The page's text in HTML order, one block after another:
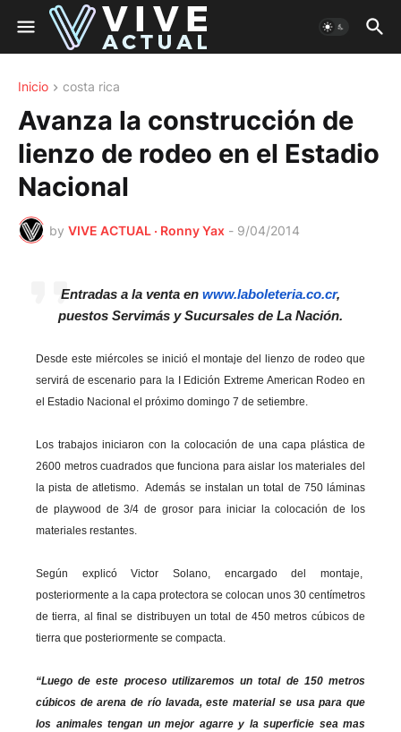
Inicio costa rica
Avanza la construcción de
lienzo de rodeo en el Estadio
Nacional
by VIVE ACTUAL · Ronny Yax - 9/04/2014
Entradas a la venta en www.laboleteria.co.cr,
puestos Servimás y Sucursales de La Nación.
Desde este miércoles se inició el montaje del lienzo de rodeo que
servirá de escenario para la I Edición Extreme American Rodeo en
el Estadio Nacional el próximo domingo 7 de setiembre.
Los trabajos iniciaron con la colocación de una capa plástica de
2600 metros cuadrados que funciona para aislar los materiales del
la pista de atletismo. Además se instalan un total de 750 láminas
de playwood de 3/4 de grosor para iniciar la colocación de los
materiales restantes.
Según explicó Victor Solano, encargado del montaje,
posteriormente a la capa protectora se colocan unos 30 centímetros
de tierra, al final se distribuyen un total de 450 metros cúbicos de
tierra que posteriormente se compacta.
“Luego de este proceso utilizaremos un total de 150 metros
cúbicos de arena de río lavada, este material se usa para que
los animales tengan un mejor agarre y la superficie sea mas